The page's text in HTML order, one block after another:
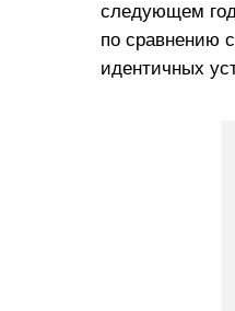
следующем
по сравнению
идентичных